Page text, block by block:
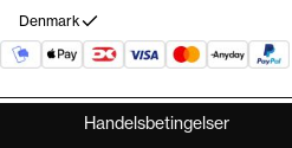
Denmark
Handelsbetingelser